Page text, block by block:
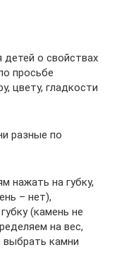
о свойствах
просьбе
цвету, гладкости
разные по
нажать на губку,
– нет),
(камень не
на вес,
камни